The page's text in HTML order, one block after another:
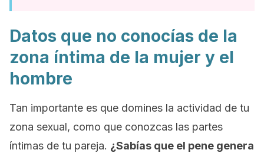
Datos que no conocías de la
zona íntima de la mujer y el
hombre
Tan importante es que domines la actividad de tu
zona sexual, como que conozcas las partes
íntimas de tu pareja. ¿Sabías que el pene genera